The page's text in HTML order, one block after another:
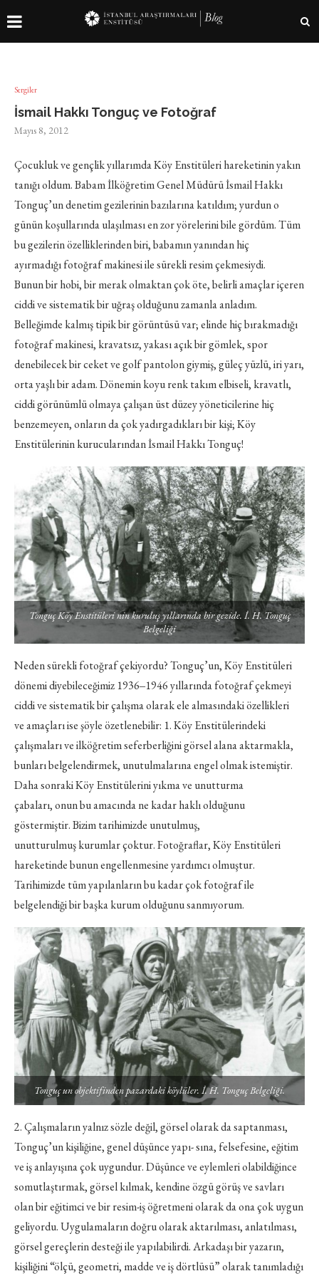
Sergiler
İsmail Hakkı Tonguç ve Fotoğraf
Mayıs 8, 2012
Çocukluk ve gençlik yıllarımda Köy Enstitüleri hareketinin yakın
tanığı oldum. Babam İlköğretim Genel Müdürü İsmail Hakkı
Tonguç’un denetim gezilerinin bazılarına katıldım; yurdun o
günün koşullarında ulaşılması en zor yörelerini bile gördüm. Tüm
bu gezilerin özelliklerinden biri, babamın yanından hiç
ayırmadığı fotoğraf makinesi ile sürekli resim çekmesiydi.
Bunun bir hobi, bir merak olmaktan çok öte, belirli amaçlar içeren
ciddi ve sistematik bir uğraş olduğunu zamanla anladım.
Belleğimde kalmış tipik bir görüntüsü var; elinde hiç bırakmadığı
fotoğraf makinesi, kravatsız, yakası açık bir gömlek, spor
denebilecek bir ceket ve golf pantolon giymiş, güleç yüzlü, iri yarı,
orta yaşlı bir adam. Dönemin koyu renk takım elbiseli, kravatlı,
ciddi görünümlü olmaya çalışan üst düzey yöneticilerine hiç
benzemeyen, onların da çok yadırgadıkları bir kişi; Köy
Enstitülerinin kurucularından İsmail Hakkı Tonguç!
Tonguç Köy Enstitüleri nin kuruluş yıllarında bir gezide. İ. H. Tonguç
Belgeliği
Neden sürekli fotoğraf çekiyordu? Tonguç’un, Köy Enstitüleri
dönemi diyebileceğimiz 1936‒1946 yıllarında fotoğraf çekmeyi
ciddi ve sistematik bir çalışma olarak ele almasındaki özellikleri
ve amaçları ise şöyle özetlenebilir: 1. Köy Enstitülerindeki
çalışmaları ve ilköğretim seferberliğini görsel alana aktarmakla,
bunları belgelendirmek, unutulmalarına engel olmak istemiştir.
Daha sonraki Köy Enstitülerini yıkma ve unutturma
çabaları, onun bu amacında ne kadar haklı olduğunu
göstermiştir. Bizim tarihimizde unutulmuş,
unutturulmuş kurumlar çoktur. Fotoğraflar, Köy Enstitüleri
hareketinde bunun engellenmesine yardımcı olmuştur.
Tarihimizde tüm yapılanların bu kadar çok fotoğraf ile
belgelendiği bir başka kurum olduğunu sanmıyorum.
Tonguç un objektifinden pazardaki köylüler. İ. H. Tonguç Belgeliği.
2. Çalışmaların yalnız sözle değil, görsel olarak da saptanması,
Tonguç’un kişiliğine, genel düşünce yapı- sına, felsefesine, eğitim
ve iş anlayışına çok uygundur. Düşünce ve eylemleri olabildiğince
somutlaştırmak, görsel kılmak, kendine özgü görüş ve savları
olan bir eğitimci ve bir resim-iş öğretmeni olarak da ona çok uygun
geliyordu. Uygulamaların doğru olarak aktarılması, anlatılması,
görsel gereçlerin desteği ile yapılabilirdi. Arkadaşı bir yazarın,
kişiliğini “ölçü, geometri, madde ve iş dörtlüsü” olarak tanımladığı